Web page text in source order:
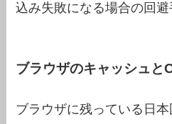
込み失敗になる場合の回避
ブラウザのキャッシュと
ブラウザに残っている日